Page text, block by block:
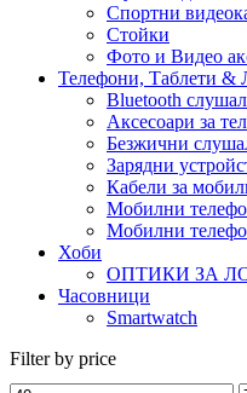
Спортни
Стойки
Фото и Видео
Телефони, Таблети &
Bluetooth
Аксесоари за
Безжични
Зарядни
Кабели за
Мобилни
Мобилни
Хоби
ОПТИКИ ЗА
Часовници
Smartwatch
Filter by price